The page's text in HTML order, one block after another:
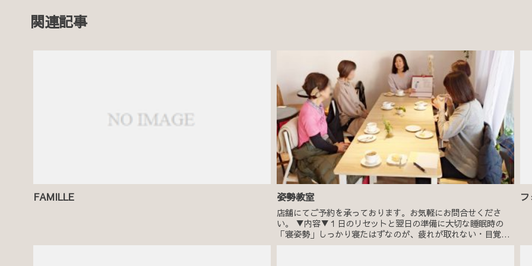
関連記事
FAMILLE 姿勢教室
店舗にてご予約を承っております。お気軽にお問合せくださ
い。 ▼内容▼１日のリセットと翌日の準備に大切な睡眠時の
「寝姿勢」しっかり寝たはずなのが、疲れが取れない・目覚め
がすっきりしないという方にぜひ受講していただきたい講座で